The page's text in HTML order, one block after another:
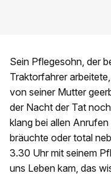
Sein Pflegesohn, der
Traktorfahrer
von seiner Mutter
der Nacht der Tat
klang bei allen
bräuchte oder total
3.30 Uhr mit seinem
uns Leben kam, das